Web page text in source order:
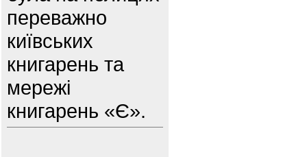
переважно
київських
книгарень та
мережі
книгарень «Є».